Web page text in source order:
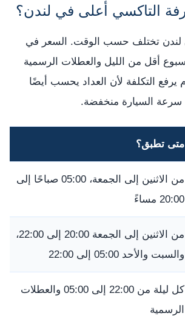
التاكسي أعلى في لندن؟
لندن تختلف حسب الوقت. السعر في
أقل من الليل والعطلات الرسمية
يرفع التكلفة لأن العداد يحسب أيضًا
سرعة السيارة منخفضة.
متى تطبق؟
من الاثنين إلى الجمعة، 05:00 صباحًا إلى
20:00 مساءً
من الاثنين إلى الجمعة 20:00 إلى 22:00،
والسبت والأحد 05:00 إلى 22:00
كل ليلة من 22:00 إلى 05:00 والعطلات
الرسمية